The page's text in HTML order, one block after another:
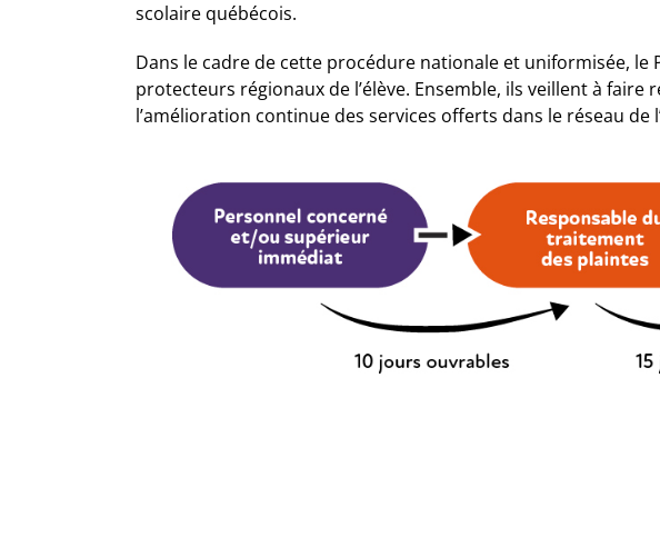
scolaire québécois.
Dans le cadre de cette procédure nationale et uniformisée,
protecteurs régionaux de l’élève. Ensemble, ils veillent à
l’amélioration continue des services offerts dans le réseau de